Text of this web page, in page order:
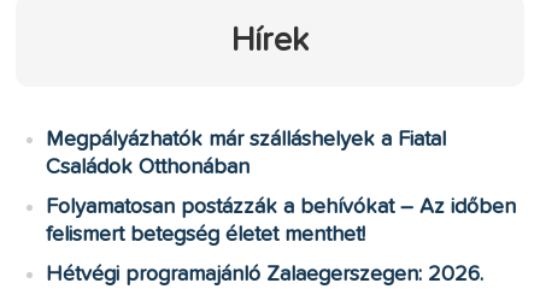
Hírek
Megpályázhatók már szálláshelyek a Fiatal
Családok Otthonában
Folyamatosan postázzák a behívókat – Az időben
felismert betegség életet menthet!
Hétvégi programajánló Zalaegerszegen: 2026.